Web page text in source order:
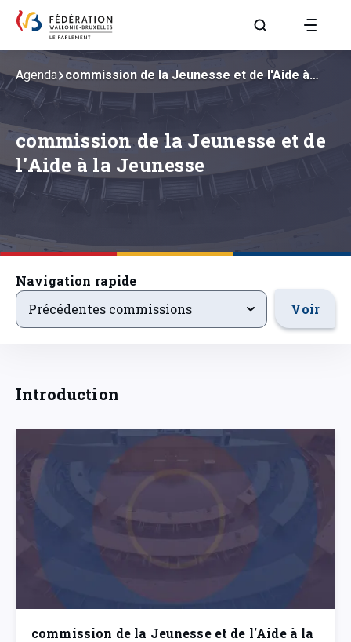
Aller à la page
commission de la Jeunesse et de
l'Aide à la Jeunesse
Agenda commission de la Jeunesse et de l'Aide à…
Navigation rapide
precedentsevenements
Précédentes commissions Voir
Introduction
commission de la Jeunesse et de l'Aide à la